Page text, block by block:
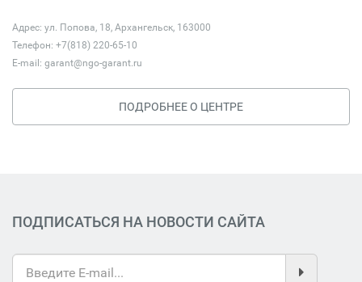
Адрес: ул. Попова, 18, Архангельск, 163000
Телефон: +7(818) 220-65-10
E-mail: garant@ngo-garant.ru
ПОДРОБНЕЕ О ЦЕНТРЕ
ПОДПИСАТЬСЯ НА НОВОСТИ САЙТА